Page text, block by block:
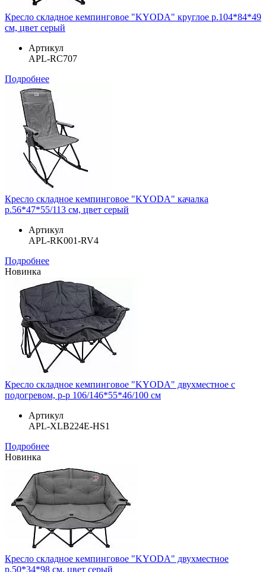
Кресло складное кемпинговое "KYODA" круглое р.104*84*49
см, цвет серый
Артикул
APL-RC707
Подробнее
Кресло складное кемпинговое "KYODA" качалка
р.56*47*55/113 см, цвет серый
Артикул
APL-RK001-RV4
Подробнее
Новинка
Кресло складное кемпинговое "KYODA" двухместное с
подогревом, р-р 106/146*55*46/100 см
Артикул
APL-XLB224E-HS1
Подробнее
Новинка
Кресло складное кемпинговое "KYODA" двухместное
р.50*34*98 см, цвет серый